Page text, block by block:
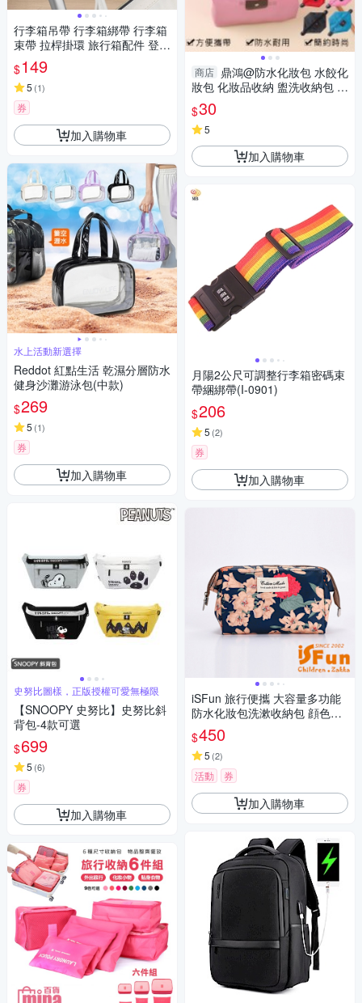
行李箱吊帶 行李箱綁帶 行李箱
束帶 拉桿掛環 旅行箱配件 登山
扣 多功能掛鉤 鑰匙圈 扣環 防
盜
$149
5 (1)
券
加入購物車
水上活動新選擇
Reddot 紅點生活 乾濕分層防水
健身沙灘游泳包(中款)
$269
5 (1)
券
加入購物車
史努比圖樣，正版授權可愛無極限
【SNOOPY 史努比】史努比斜
背包-4款可選
$699
5 (6)
券
加入購物車
商店 鼎鴻@防水化妝包 水餃化
妝包 化妝品收納 盥洗收納包 糖
果色 水餃包 洗漱包 零錢包 外
出旅行
$30
5
加入購物車
月陽2公尺可調整行李箱密碼束
帶綑綁帶(I-0901)
$206
5 (2)
券
加入購物車
iSFun 旅行便攜 大容量多功能
防水化妝包洗漱收納包 顔色可
$450
5 (2)
活動 券
加入購物車